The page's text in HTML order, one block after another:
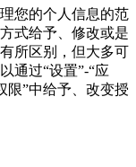
您的个人信息的范
式给予、修改或是
所区别，但大多可
通过“设置”-“应
限”中给予、改变授